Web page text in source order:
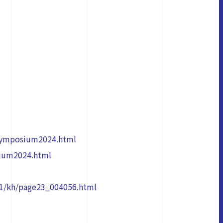
kh/page23_004056.html